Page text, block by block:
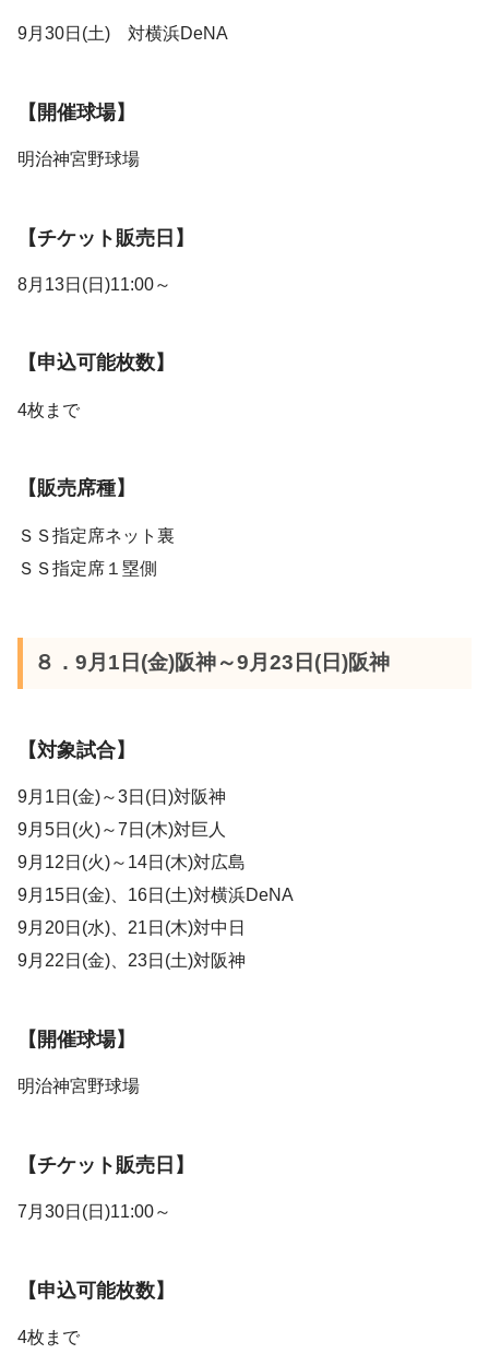
9月30日(土) 対横浜DeNA
【開催球場】
明治神宮野球場
【チケット販売日】
8月13日(日)11:00～
【申込可能枚数】
4枚まで
【販売席種】
ＳＳ指定席ネット裏
ＳＳ指定席１塁側
８．9月1日(金)阪神～9月23日(日)阪神
【対象試合】
9月1日(金)～3日(日)対阪神
9月5日(火)～7日(木)対巨人
9月12日(火)～14日(木)対広島
9月15日(金)、16日(土)対横浜DeNA
9月20日(水)、21日(木)対中日
9月22日(金)、23日(土)対阪神
【開催球場】
明治神宮野球場
【チケット販売日】
7月30日(日)11:00～
【申込可能枚数】
4枚まで